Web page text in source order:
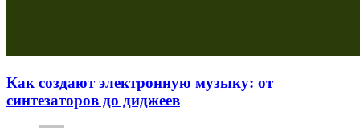
Как создают электронную музыку: от
синтезаторов до диджеев